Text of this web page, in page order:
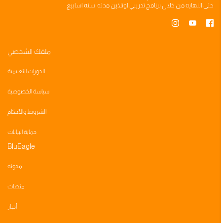
حتى النهايه من خلال برنامج تدريبي اونلاين مدته سته اسابيع
ملفك الشخصي
الدورات التعليمية
سياسة الخصوصية
الشروط والأحكام
حماية البيانات
BluEagle
مدونه
منصات
أخبار